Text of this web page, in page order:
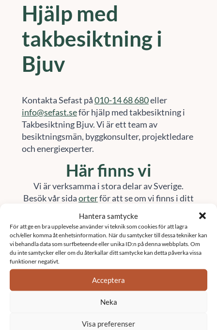
Hantera samtycke
För att ge en bra upplevelse använder vi teknik som cookies för att lagra
och/eller komma åt enhetsinformation. När du samtycker till dessa tekniker kan
vi behandla data som surfbeteende eller unika ID:n på denna webbplats. Om
du inte samtycker eller om du återkallar ditt samtycke kan detta påverka vissa
funktioner negativt.
Acceptera
Neka
Visa preferenser
Hjälp med
takbesiktning i
Bjuv
Kontakta Sefast på010-14 68 680eller
info@sefast.seför hjälp med takbesiktning i
Takbesiktning Bjuv. Vi är ett team av
besiktningsmän, byggkonsulter, projektledare
och energiexperter.
Här finns vi
Vi är verksamma i stora delar av Sverige.
Besök vår sidaorterför att se om vi finns i ditt
Kontakta oss
Namn*